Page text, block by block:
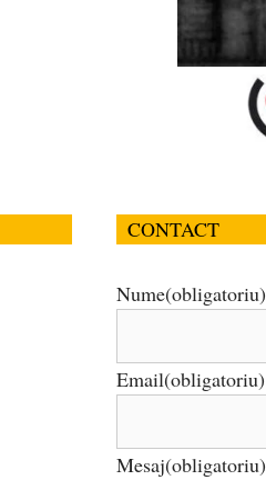
CONTACT
Nume(obligatoriu)
Email(obligatoriu)
Mesaj(obligatoriu)